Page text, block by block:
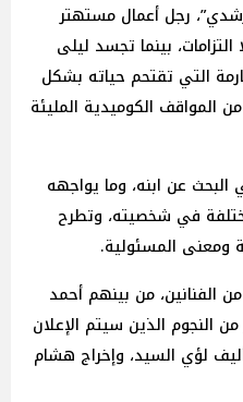
رجل أعمال مستهتر
بينما تجسد ليلى
التي تقتحم حياته بشكل
المواقف الكوميدية المليئة
عن ابنه، وما يواجهه
في شخصيته، وتطرح
ومعنى المسئولية.
الفنانين، من بينهم أحمد
النجوم الذين سيتم الإعلان
لؤي السيد، وإخراج هشام